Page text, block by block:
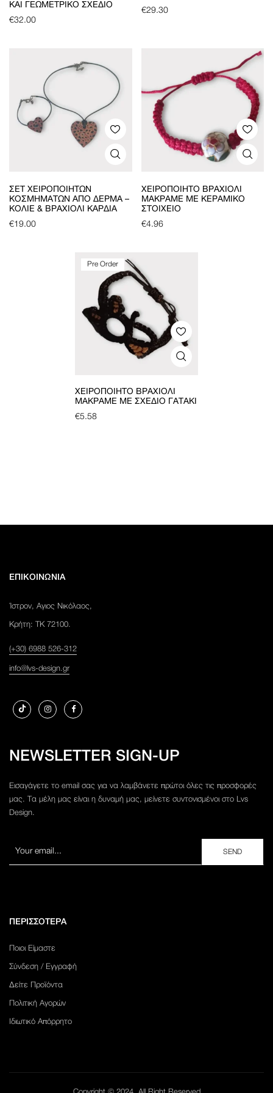
ΚΑΙ ΓΕΩΜΕΤΡΙΚΌ ΣΧΈΔΙΟ
€32.00
€29.30
ΣΕΤ ΧΕΙΡΟΠΟΊΗΤΩΝ
ΚΟΣΜΗΜΆΤΩΝ ΑΠΌ ΔΈΡΜΑ –
ΚΟΛΙΈ & ΒΡΑΧΙΌΛΙ ΚΑΡΔΙΆ
€19.00
ΧΕΙΡΟΠΟΊΗΤΟ ΒΡΑΧΙΌΛΙ
ΜΑΚΡΑΜΈ ΜΕ ΚΕΡΑΜΙΚΌ
ΣΤΟΙΧΕΊΟ
€4.96
Pre Order
ΧΕΙΡΟΠΟΊΗΤΟ ΒΡΑΧΙΌΛΙ
ΜΑΚΡΑΜΈ ΜΕ ΣΧΈΔΙΟ ΓΑΤΆΚΙ
€5.58
ΕΠΙΚΟΙΝΩΝΙΑ
Ίστρον, Αγιος Νικόλαος,
Κρήτη: ΤΚ 72100.
(+30) 6988 526-312
info@lvs-design.gr
NEWSLETTER SIGN-UP
Εισαγάγετε το email σας για να λαμβάνετε πρώτοι όλες τις προσφορές
μας. Τα μέλη μας είναι η δυναμή μας, μείνετε συντονισμένοι στο Lvs
Design.
ΠΕΡΙΣΣΟΤΕΡΑ
Ποιοι Είμαστε
Σύνδεση / Εγγραφή
Δείτε Προϊόντα
Πολιτική Αγορών
Ιδιωτικό Απόρρητο